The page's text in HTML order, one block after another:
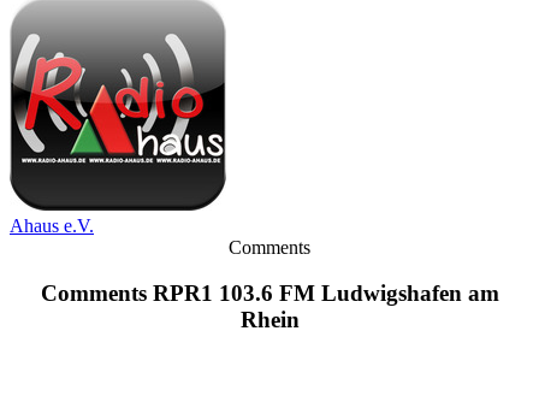
Ahaus e.V.
Comments
Comments RPR1 103.6 FM Ludwigshafen am
Rhein